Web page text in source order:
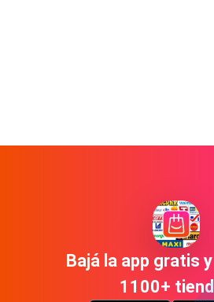
Bajá la app gratis
1100+